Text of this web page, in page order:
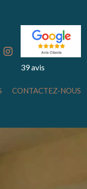
39 avis
CONTACTEZ-NOUS